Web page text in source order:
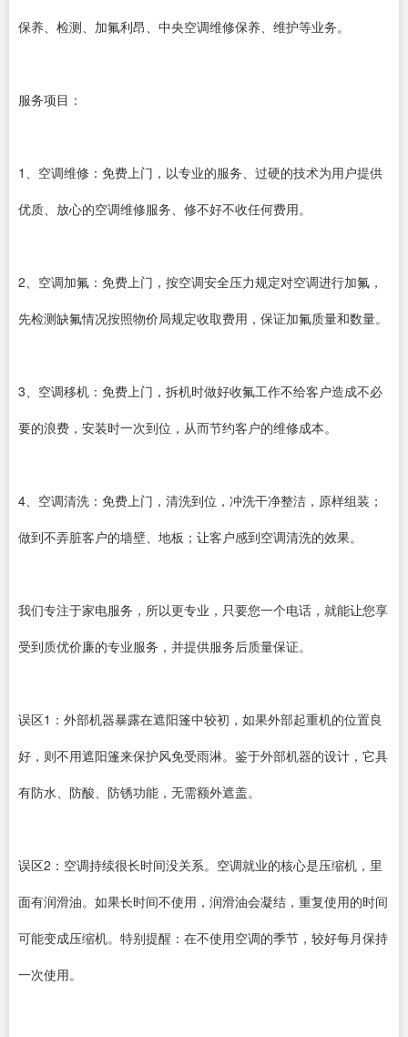
保养、检测、加氟利昂、中央空调维修保养、维护等业务。
服务项目：
1、空调维修：免费上门，以专业的服务、过硬的技术为用户提供
优质、放心的空调维修服务、修不好不收任何费用。
2、空调加氟：免费上门，按空调安全压力规定对空调进行加氟，
先检测缺氟情况按照物价局规定收取费用，保证加氟质量和数量。
3、空调移机：免费上门，拆机时做好收氟工作不给客户造成不必
要的浪费，安装时一次到位，从而节约客户的维修成本。
4、空调清洗：免费上门，清洗到位，冲洗干净整洁，原样组装；
做到不弄脏客户的墙壁、地板；让客户感到空调清洗的效果。
我们专注于家电服务，所以更专业，只要您一个电话，就能让您享
受到质优价廉的专业服务，并提供服务后质量保证。
误区1：外部机器暴露在遮阳篷中较初，如果外部起重机的位置良
好，则不用遮阳篷来保护风免受雨淋。鉴于外部机器的设计，它具
有防水、防酸、防锈功能，无需额外遮盖。
误区2：空调持续很长时间没关系。空调就业的核心是压缩机，里
面有润滑油。如果长时间不使用，润滑油会凝结，重复使用的时间
可能变成压缩机。特别提醒：在不使用空调的季节，较好每月保持
一次使用。